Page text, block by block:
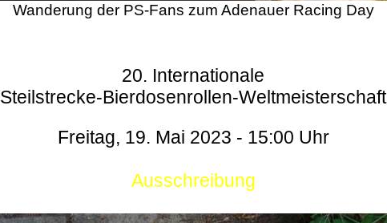
Wanderung der PS-Fans zum Adenauer Racing Day
20. Internationale
Steilstrecke-Bierdosenrollen-Weltmeisterschaft
Freitag, 19. Mai 2023 - 15:00 Uhr
Ausschreibung